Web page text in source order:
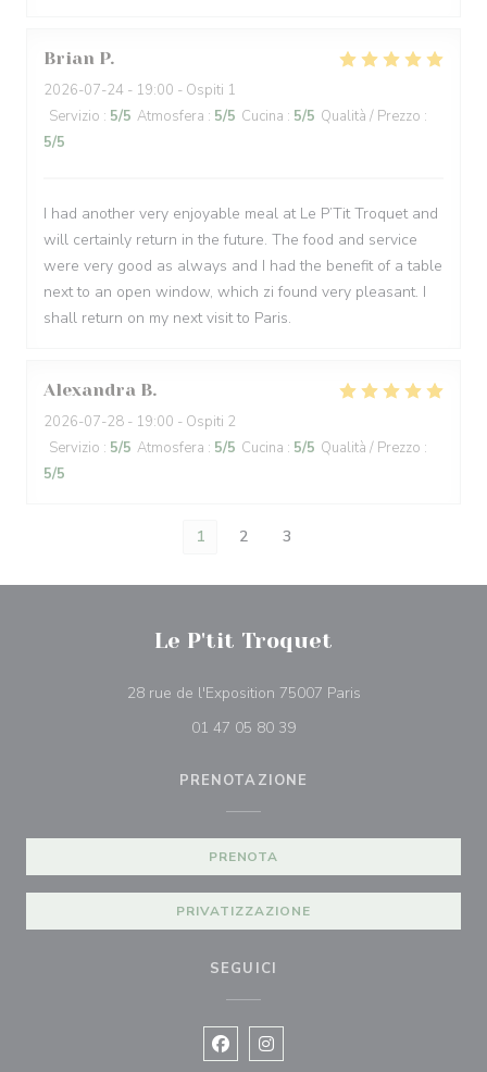
Brian P
2026-07-24 - 19:00 - Ospiti 1
Servizio : 5/5 Atmosfera : 5/5 Cucina : 5/5 Qualità / Prezzo :
5/5
I had another very enjoyable meal at Le P’Tit Troquet and
will certainly return in the future. The food and service
were very good as always and I had the benefit of a table
next to an open window, which zi found very pleasant. I
shall return on my next visit to Paris.
Alexandra B
2026-07-28 - 19:00 - Ospiti 2
Servizio : 5/5 Atmosfera : 5/5 Cucina : 5/5 Qualità / Prezzo :
5/5
1 2 3
Le P'tit Troquet
28 rue de l'Exposition 75007 Paris((apre una nuova
01 47 05 80 39
PRENOTAZIONE
PRENOTA
PRIVATIZZAZIONE
SEGUICI
Facebook ((apre una nuova
Instagram ((apre una nuova